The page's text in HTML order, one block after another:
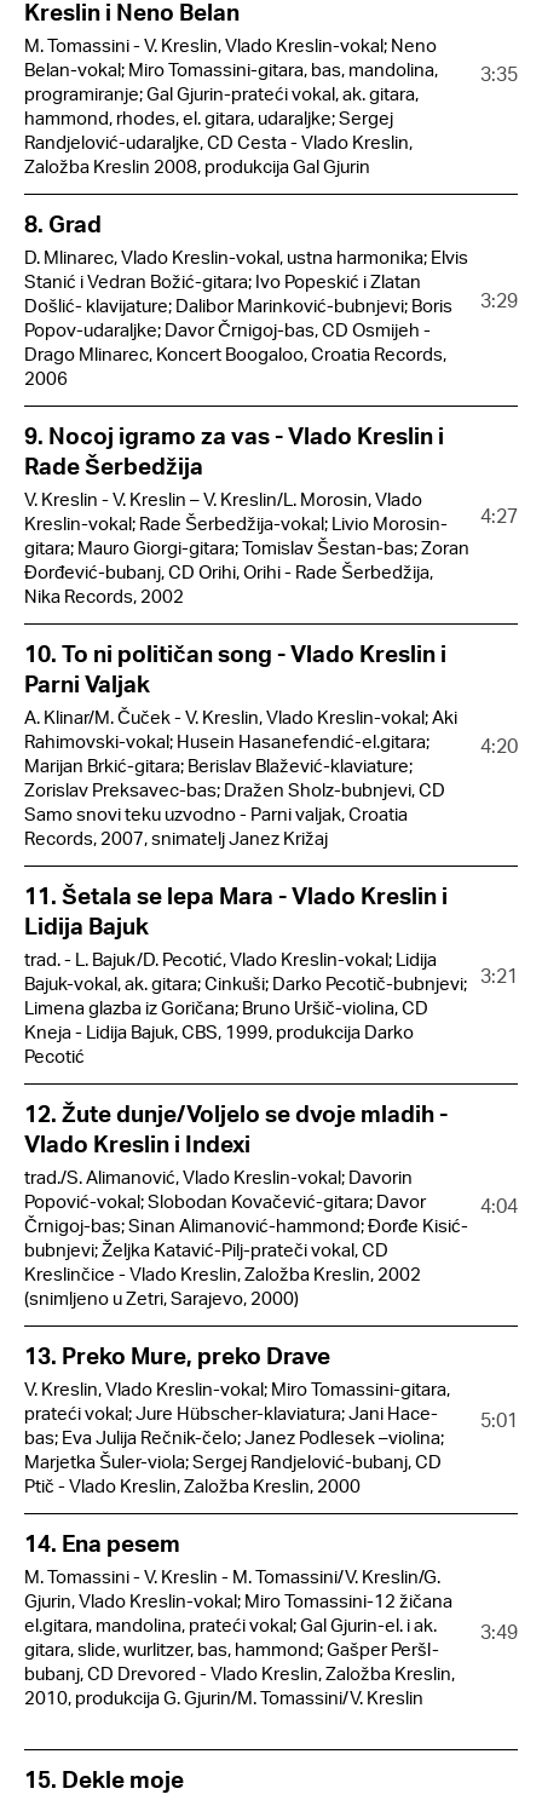
Kreslin i Neno Belan
M. Tomassini - V. Kreslin, Vlado Kreslin-vokal; Neno
Belan-vokal; Miro Tomassini-gitara, bas, mandolina,
programiranje; Gal Gjurin-prateći vokal, ak. gitara,
hammond, rhodes, el. gitara, udaraljke; Sergej
Randjelović-udaraljke, CD Cesta - Vlado Kreslin,
Založba Kreslin 2008, produkcija Gal Gjurin
3:35
8. Grad
D. Mlinarec, Vlado Kreslin-vokal, ustna harmonika; Elvis
Stanić i Vedran Božić-gitara; Ivo Popeskić i Zlatan
Došlić- klavijature; Dalibor Marinković-bubnjevi; Boris
Popov-udaraljke; Davor Črnigoj-bas, CD Osmijeh -
Drago Mlinarec, Koncert Boogaloo, Croatia Records,
2006
3:29
9. Nocoj igramo za vas - Vlado Kreslin i
Rade Šerbedžija
V. Kreslin - V. Kreslin – V. Kreslin/L. Morosin, Vlado
Kreslin-vokal; Rade Šerbedžija-vokal; Livio Morosin-
gitara; Mauro Giorgi-gitara; Tomislav Šestan-bas; Zoran
Đorđević-bubanj, CD Orihi, Orihi - Rade Šerbedžija,
Nika Records, 2002
4:27
10. To ni političan song - Vlado Kreslin i
Parni Valjak
A. Klinar/M. Čuček - V. Kreslin, Vlado Kreslin-vokal; Aki
Rahimovski-vokal; Husein Hasanefendić-el.gitara;
Marijan Brkić-gitara; Berislav Blažević-klaviature;
Zorislav Preksavec-bas; Dražen Sholz-bubnjevi, CD
Samo snovi teku uzvodno - Parni valjak, Croatia
Records, 2007, snimatelj Janez Križaj
4:20
11. Šetala se lepa Mara - Vlado Kreslin i
Lidija Bajuk
trad. - L. Bajuk/D. Pecotić, Vlado Kreslin-vokal; Lidija
Bajuk-vokal, ak. gitara; Cinkuši; Darko Pecotič-bubnjevi;
Limena glazba iz Goričana; Bruno Uršič-violina, CD
Kneja - Lidija Bajuk, CBS, 1999, produkcija Darko
Pecotić
3:21
12. Žute dunje/Voljelo se dvoje mladih -
Vlado Kreslin i Indexi
trad./S. Alimanović, Vlado Kreslin-vokal; Davorin
Popović-vokal; Slobodan Kovačević-gitara; Davor
Črnigoj-bas; Sinan Alimanović-hammond; Đorđe Kisić-
bubnjevi; Željka Katavić-Pilj-prateči vokal, CD
Kreslinčice - Vlado Kreslin, Založba Kreslin, 2002
(snimljeno u Zetri, Sarajevo, 2000)
4:04
13. Preko Mure, preko Drave
V. Kreslin, Vlado Kreslin-vokal; Miro Tomassini-gitara,
prateći vokal; Jure Hübscher-klaviatura; Jani Hace-
bas; Eva Julija Rečnik-čelo; Janez Podlesek –violina;
Marjetka Šuler-viola; Sergej Randjelović-bubanj, CD
Ptič - Vlado Kreslin, Založba Kreslin, 2000
5:01
14. Ena pesem
M. Tomassini - V. Kreslin - M. Tomassini/V. Kreslin/G.
Gjurin, Vlado Kreslin-vokal; Miro Tomassini-12 žičana
el.gitara, mandolina, prateći vokal; Gal Gjurin-el. i ak.
gitara, slide, wurlitzer, bas, hammond; Gašper Peršl-
bubanj, CD Drevored - Vlado Kreslin, Založba Kreslin,
2010, produkcija G. Gjurin/M. Tomassini/V. Kreslin
3:49
15. Dekle moje